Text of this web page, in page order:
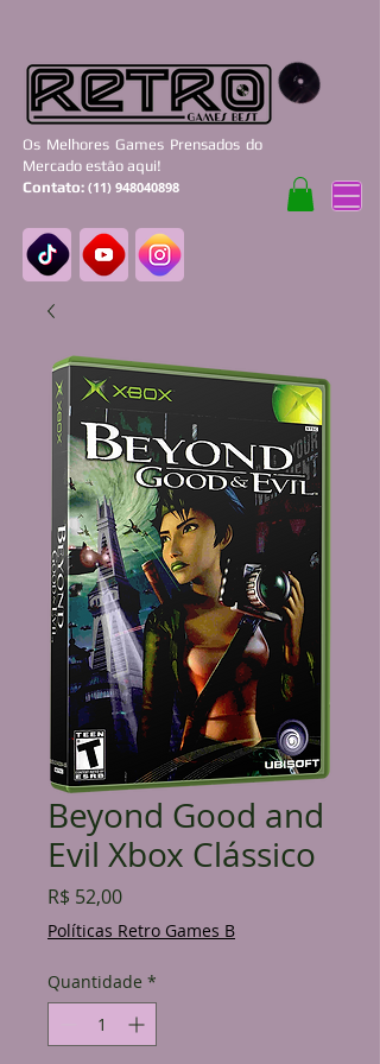
Os Melhores Games Prensados do
Mercado estão aqui!
Contato: (11) 948040898
Beyond Good and
Evil Xbox Clássico
R$ 52,00Preço
Políticas Retro Games B
Quantidade *